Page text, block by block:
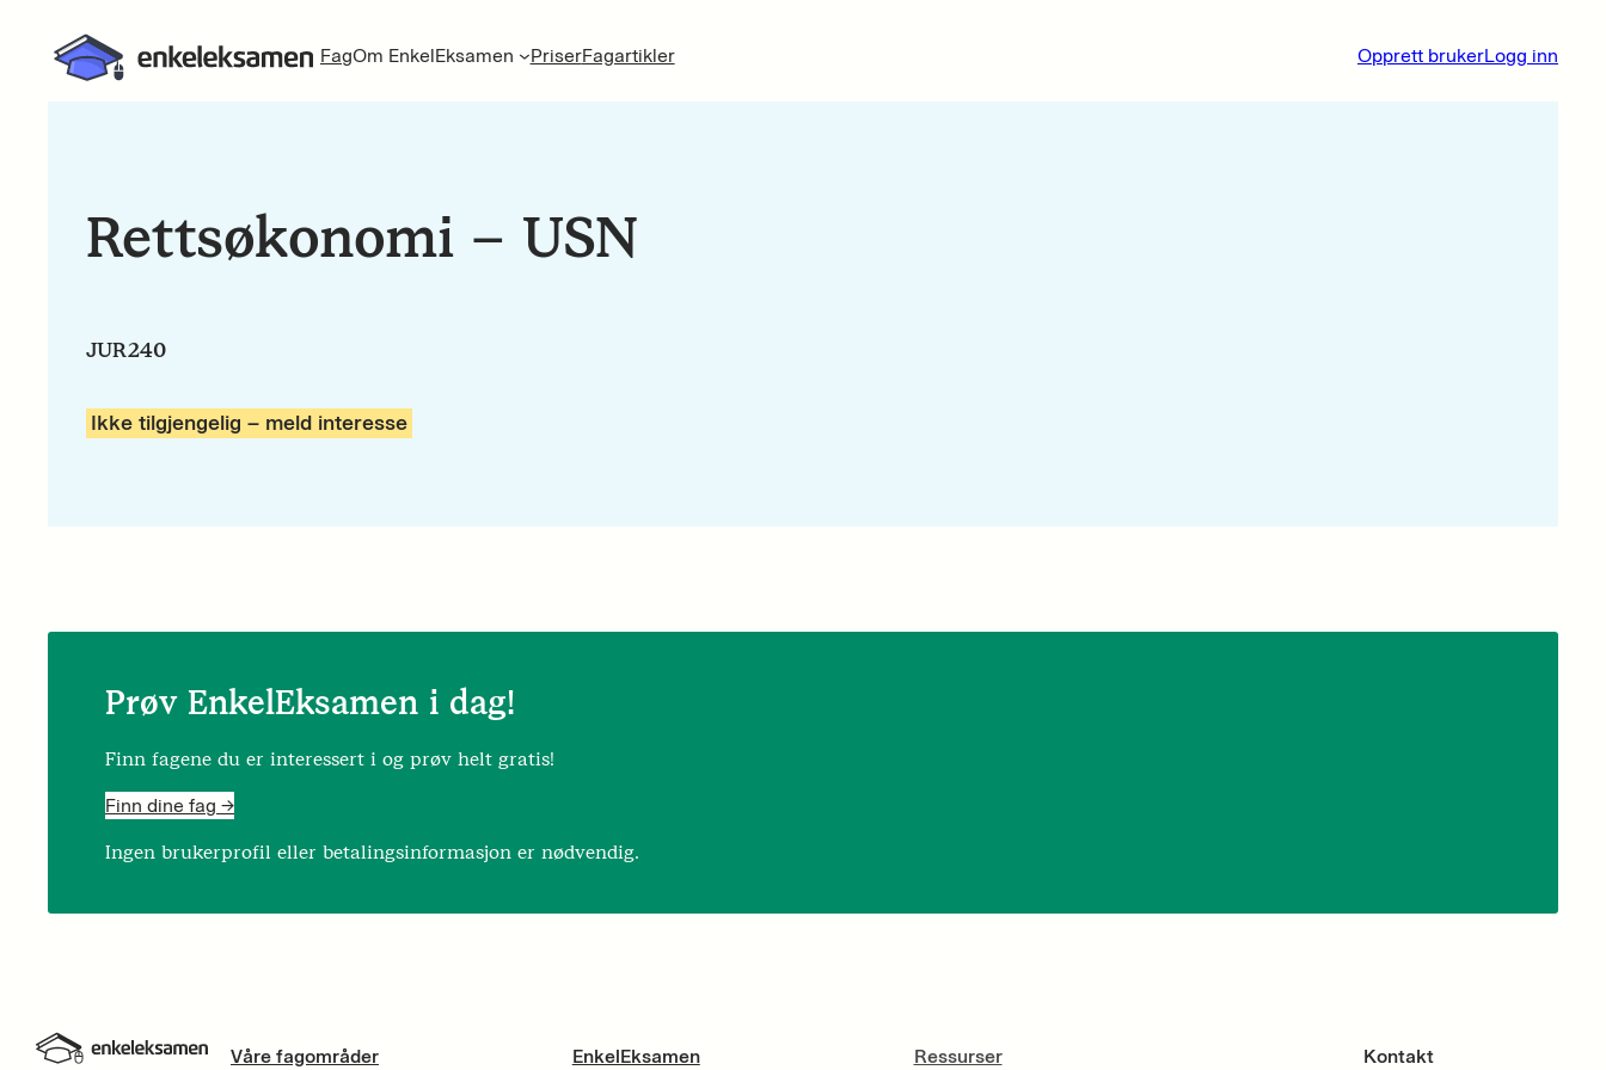
FagOm EnkelEksamen PriserFagartikler Opprett brukerLogg inn
Rettsøkonomi – USN
JUR240
Ikke tilgjengelig – meld interesse
Prøv EnkelEksamen i dag!
Finn fagene du er interessert i og prøv helt gratis!
Finn dine fag ->
Ingen brukerprofil eller betalingsinformasjon er nødvendig.
Våre fagområder EnkelEksamen Ressurser Kontakt